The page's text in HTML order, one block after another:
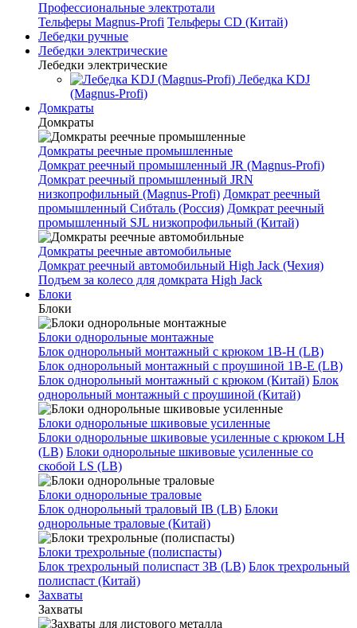
Профессиональные электротали
Тельферы Magnus-Profi Тельферы CD (Китай)
Лебедки ручные
Лебедки электрические
Лебедки электрические
Лебедка KDJ
(Magnus-Profi)
Домкраты
Домкраты
Домкраты реечные промышленные
Домкрат реечный промышленный JR (Magnus-Profi)
Домкрат реечный промышленный JRN
низкопрофильный (Magnus-Profi) Домкрат реечный
промышленный Сибталь (Россия) Домкрат реечный
промышленный SJL низкопрофильный (Китай)
Домкраты реечные автомобильные
Домкрат реечный автомобильный High Jack (Чехия)
Подъем за колесо для домкрата High Jack
Блоки
Блоки
Блоки однорольные монтажные
Блок однорольный монтажный с крюком 1B-H (LB)
Блок однорольный монтажный с проушиной 1B-E (LB)
Блок однорольный монтажный с крюком (Китай) Блок
однорольный монтажный с проушиной (Китай)
Блоки однорольные шкивовые усиленные
Блоки однорольные шкивовые усиленные с крюком LH
(LB) Блоки однорольные шкивовые усиленные со
скобой LS (LB)
Блоки однорольные траловые
Блок однорольный траловый IB (LB) Блоки
однорольные траловые (Китай)
Блоки трехрольные (полиспасты)
Блок трехрольный полиспаст 3B (LB) Блок трехрольный
полиспаст (Китай)
Захваты
Захваты